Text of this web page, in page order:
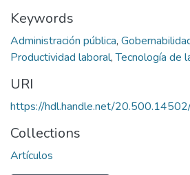
Keywords
Administración pública,
Productividad laboral,Tecnología de
URI
https://hdl.handle.net/
Collections
Artículos